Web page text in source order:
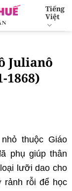
Tiếng
Việt
Julianô
1868)
thuộc Giáo
phụ giúp thân
lưỡi dao cho
rảnh rỗi để học